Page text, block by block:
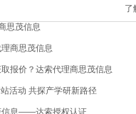
了
思茂信息
商思茂信息
报价？达索代理商思茂信息
活动 共探产学研新路径
信息——达索授权认证